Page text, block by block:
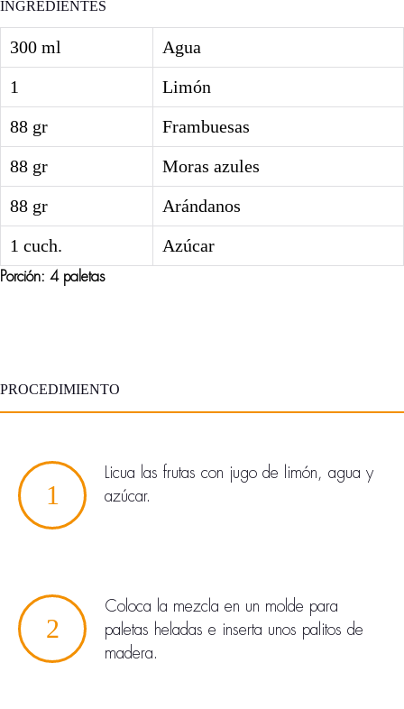
INGREDIENTES
300 ml
Agua
1
Limón
88 gr
Frambuesas
88 gr
Moras azules
88 gr
Arándanos
1 cuch.
Azúcar
Porción: 4 paletas
PROCEDIMIENTO
1
Licua las frutas con jugo de limón, agua y
azúcar.
2
Coloca la mezcla en un molde para
paletas heladas e inserta unos palitos de
madera.